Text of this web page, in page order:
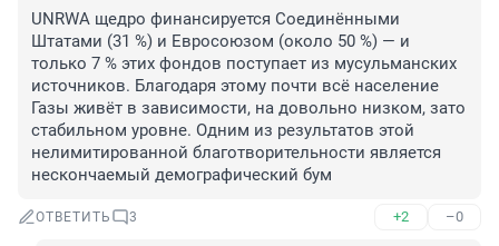
UNRWA щедро финансируется Соединёнными
Штатами (31 %) и Евросоюзом (около 50 %) — и
только 7 % этих фондов поступает из мусульманских
источников. Благодаря этому почти всё население
Газы живёт в зависимости, на довольно низком, зато
стабильном уровне. Одним из результатов этой
нелимитированной благотворительности является
нескончаемый демографический бум
ОТВЕТИТЬ 3 +2 –0